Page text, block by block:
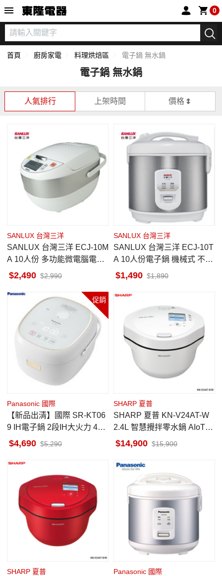
0
首頁 廚房家電 料理烘焙區 電子鍋 無水鍋
電子鍋 無水鍋
人氣排行 上架時間 價格
SANLUX 台灣三洋
SANLUX 台灣三洋 ECJ-10M
A 10人份 多功能微電腦電子
鍋 陶瓷厚釜內鍋
2,490 2,990
SANLUX 台灣三洋
SANLUX 台灣三洋 ECJ-10T
A 10人份電子鍋 機械式 不沾
塗層厚釜內鍋
1,490 1,890
促銷
Panasonic 國際
【新品出清】國際 SR-KT06
9 IH電子鍋 2段IH大火力 4人
份 10項炊煮行程
4,690 5,290
SHARP 夏普
SHARP 夏普 KN-V24AT-W
2.4L 智慧攪拌零水鍋 AIoT雲
端連線 LED螢幕
14,900 15,900
SHARP 夏普 Panasonic 國際